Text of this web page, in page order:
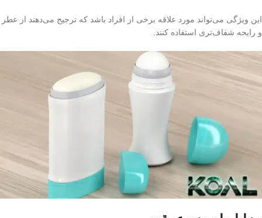
این ویژگی می‌تواند مورد علاقه برخی از افراد باشد که ترجیح می‌دهند از عطر
و رایحه شفاف‌تری استفاده کنند.